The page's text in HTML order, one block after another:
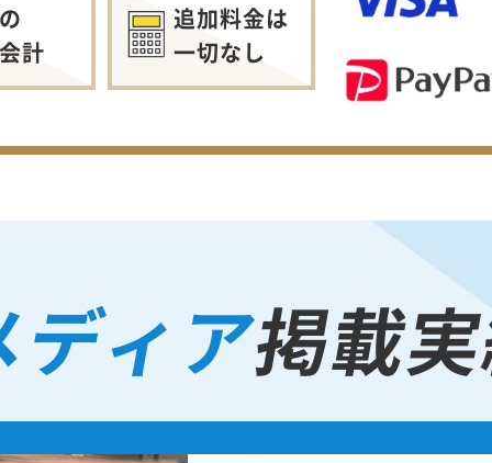
計
追加料金は
一切なし
ディア掲載